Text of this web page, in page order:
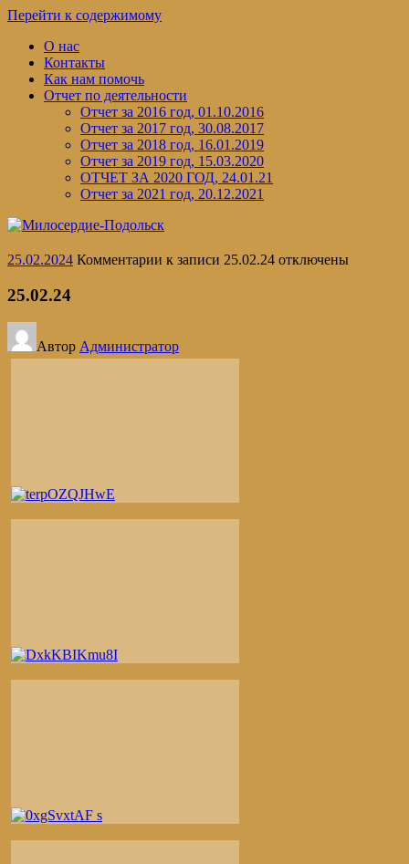
Перейти к содержимому
О нас
Контакты
Как нам помочь
Отчет по деятельности
Отчет за 2016 год, 01.10.2016
Отчет за 2017 год, 30.08.2017
Отчет за 2018 год, 16.01.2019
Отчет за 2019 год, 15.03.2020
ОТЧЕТ ЗА 2020 ГОД, 24.01.21
Отчет за 2021 год, 20.12.2021
25.02.2024 Комментарии к записи 25.02.24 отключены
25.02.24
Автор Администратор